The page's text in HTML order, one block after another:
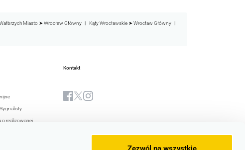
Miasto ➤ Wrocław Główny Kąty Wrocławskie ➤ Wrocław Główny
o realizowanej
Kontakt
Biuletyn Informacji Publicznej